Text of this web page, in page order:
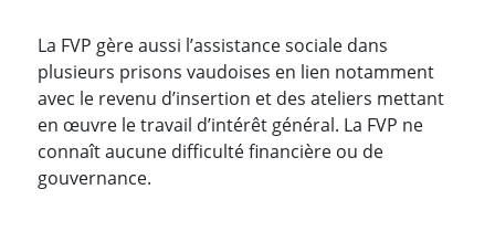
La FVP gère aussi l’assistance sociale dans
plusieurs prisons vaudoises en lien notamment
avec le revenu d’insertion et des ateliers mettant
en œuvre le travail d’intérêt général. La FVP ne
connaît aucune difficulté financière ou de
gouvernance.